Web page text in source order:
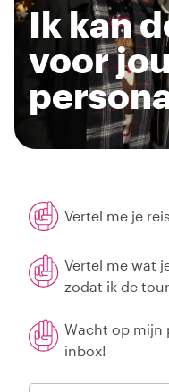
Ik kan
voor
Vertel me je
Vertel me wat
zodat ik de
Wacht op mijn
inbox!